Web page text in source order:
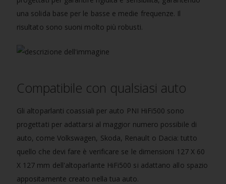
una solida base per le basse e medie frequenze. Il
risultato sono suoni molto più robusti.
Compatibile con qualsiasi auto
Gli altoparlanti coassiali per auto PNI HiFi500 sono
progettati per adattarsi al maggior numero possibile di
auto, come Volkswagen, Skoda, Renault o Dacia: tutto
quello che devi fare è verificare se le dimensioni 127 X 60
X 127 mm dell'altoparlante HiFi500 si adattano allo spazio
appositamente creato nella tua auto.